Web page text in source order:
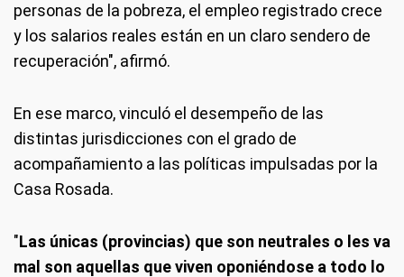
personas de la pobreza, el empleo registrado crece
y los salarios reales están en un claro sendero de
recuperación", afirmó.
En ese marco, vinculó el desempeño de las
distintas jurisdicciones con el grado de
acompañamiento a las políticas impulsadas por la
Casa Rosada.
"Las únicas (provincias) que son neutrales o les va
mal son aquellas que viven oponiéndose a todo lo